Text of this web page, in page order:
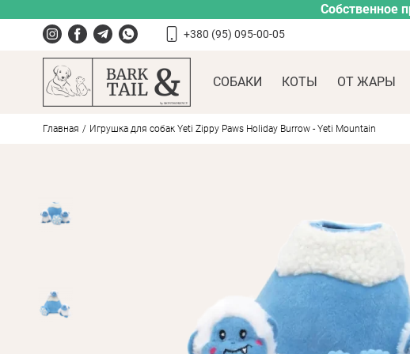
Собственное
+380 (95) 095-00-05
СОБАКИ КОТЫ ОТ ЖАРЫ
Главная Игрушка для собак Yeti Zippy Paws Holiday Burrow - Yeti Mountain